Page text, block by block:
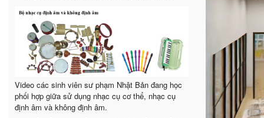
Video các sinh viên sư phạm Nhật Bản đang học
phối hợp giữa sử dụng nhạc cụ cơ thể, nhạc cụ
định âm và không định âm.